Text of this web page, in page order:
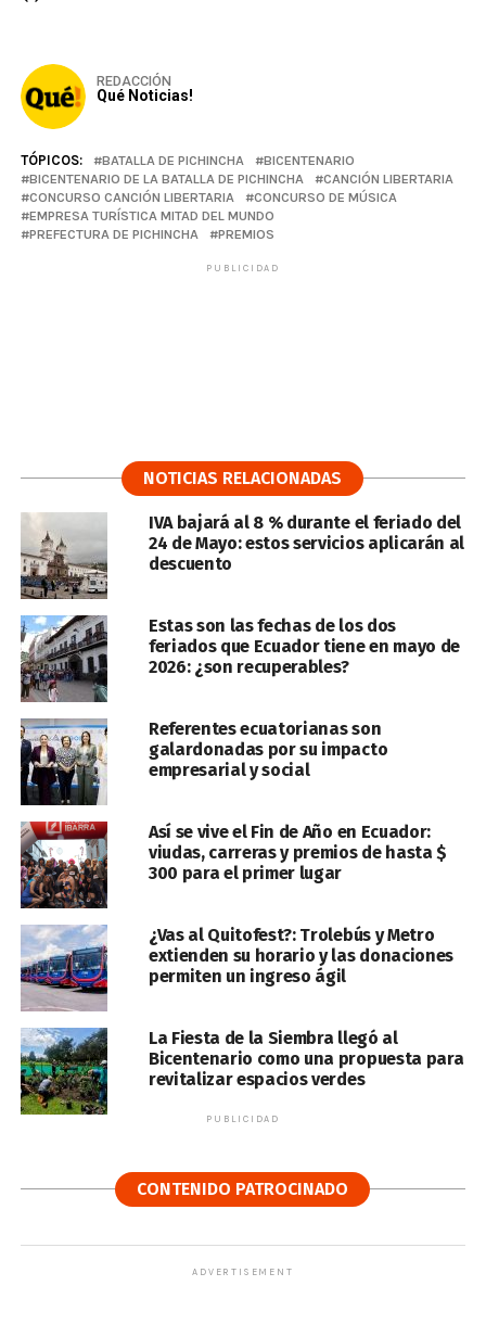
REDACCIÓN
Qué Noticias!
TÓPICOS: BATALLA DE PICHINCHA
BICENTENARIO
BICENTENARIO DE LA BATALLA DE PICHINCHA
CANCIÓN LIBERTARIA
CONCURSO CANCIÓN LIBERTARIA
CONCURSO DE MÚSICA
EMPRESA TURÍSTICA MITAD DEL MUNDO
PREFECTURA DE PICHINCHA
PREMIOS
PUBLICIDAD
NOTICIAS RELACIONADAS
IVA bajará al 8 % durante el feriado del
24 de Mayo: estos servicios aplicarán al
descuento
Estas son las fechas de los dos
feriados que Ecuador tiene en mayo de
2026: ¿son recuperables?
Referentes ecuatorianas son
galardonadas por su impacto
empresarial y social
Así se vive el Fin de Año en Ecuador:
viudas, carreras y premios de hasta $
300 para el primer lugar
¿Vas al Quitofest?: Trolebús y Metro
extienden su horario y las donaciones
permiten un ingreso ágil
La Fiesta de la Siembra llegó al
Bicentenario como una propuesta para
revitalizar espacios verdes
PUBLICIDAD
CONTENIDO PATROCINADO
ADVERTISEMENT